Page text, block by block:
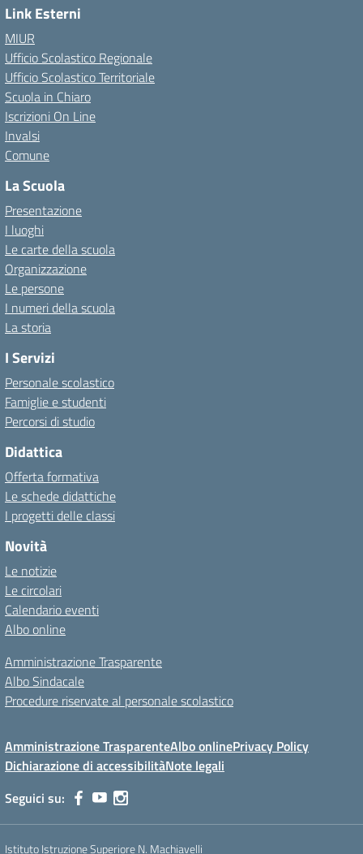
Link Esterni
MIUR
Ufficio Scolastico Regionale
Ufficio Scolastico Territoriale
Scuola in Chiaro
Iscrizioni On Line
Invalsi
Comune
La Scuola
Presentazione
I luoghi
Le carte della scuola
Organizzazione
Le persone
I numeri della scuola
La storia
I Servizi
Personale scolastico
Famiglie e studenti
Percorsi di studio
Didattica
Offerta formativa
Le schede didattiche
I progetti delle classi
Novità
Le notizie
Le circolari
Calendario eventi
Albo online
Amministrazione Trasparente
Albo Sindacale
Procedure riservate al personale scolastico
Amministrazione TrasparenteAlbo onlinePrivacy Policy
Dichiarazione di accessibilitàNote legali
Seguici su:
Istituto Istruzione Superiore N. Machiavelli